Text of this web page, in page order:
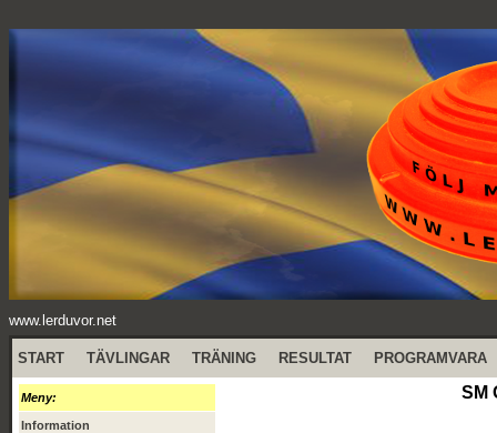
www.lerduvor.net
START TÄVLINGAR TRÄNING RESULTAT PROGRAMVARA
Meny:
Information
SM